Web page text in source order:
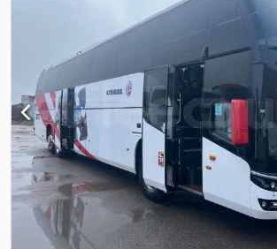
, Ausstattung:
ABS,
, Das Fahrzeug wird ohne
verkauft; es wird auf eine Neulackierung an der
hingewiesen. Das Fahrzeug ist mit einer
ausgestattet, obwohl dieses Zubehör nicht in
Fahrzeugpapieren vermerkt ist. Das Fahrzeug
Sofortkaufpreis zur Verfügung, alternativ
einreichen und eine Verhandlung beginnen.
Uekr